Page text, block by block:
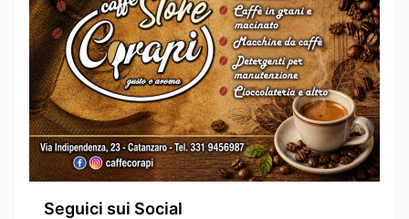
Seguici sui Social